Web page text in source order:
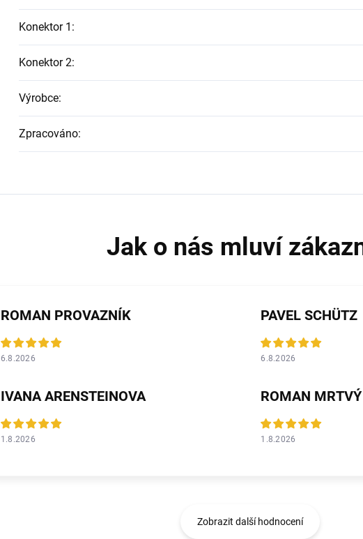
Konektor 1 :
Konektor 2:
Výrobce:
Zpracováno:
ROMAN PROVAZNÍK
6.8.2026
PAVEL SCHÜTZ
6.8.2026
IVANA ARENSTEINOVA
1.8.2026
ROMAN MRTVÝ
1.8.2026
Zobrazit další hodnocení